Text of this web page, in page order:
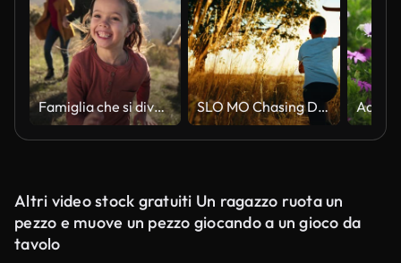
Famiglia che si diverte correndo nella natura SLO MO Chasing Dreams: l'avventura di un ragazzo verso il tramonto
Altri video stock gratuiti Un ragazzo ruota un
pezzo e muove un pezzo giocando a un gioco da
tavolo